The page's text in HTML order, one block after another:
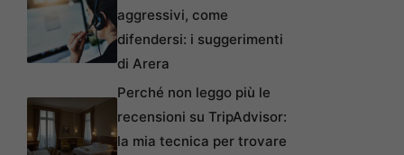
aggressivi, come
difendersi: i suggerimenti
di Arera
Perché non leggo più le
recensioni su TripAdvisor:
la mia tecnica per trovare